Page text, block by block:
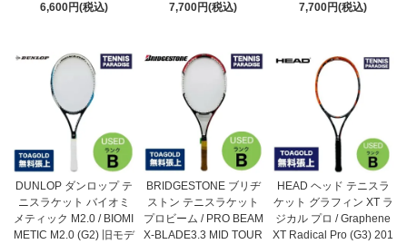
6,600円(税込)
7,700円(税込)
7,700円(税込)
DUNLOP ダンロップ テ
ニスラケット バイオミ
メティック M2.0 / BIOMI
METIC M2.0 (G2) 旧モデ
BRIDGESTONE ブリヂ
ストン テニスラケット
プロビーム / PRO BEAM
X-BLADE3.3 MID TOUR
HEAD ヘッド テニスラ
ケット グラフィン XT ラ
ジカル プロ / Graphene
XT Radical Pro (G3) 201